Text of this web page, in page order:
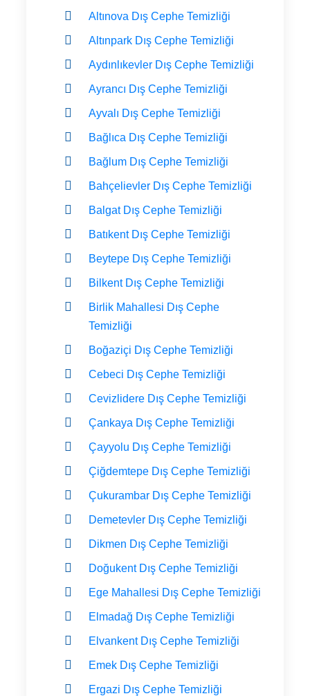
Altınova Dış Cephe Temizliği
Altınpark Dış Cephe Temizliği
Aydınlıkevler Dış Cephe Temizliği
Ayrancı Dış Cephe Temizliği
Ayvalı Dış Cephe Temizliği
Bağlıca Dış Cephe Temizliği
Bağlum Dış Cephe Temizliği
Bahçelievler Dış Cephe Temizliği
Balgat Dış Cephe Temizliği
Batıkent Dış Cephe Temizliği
Beytepe Dış Cephe Temizliği
Bilkent Dış Cephe Temizliği
Birlik Mahallesi Dış Cephe
Temizliği
Boğaziçi Dış Cephe Temizliği
Cebeci Dış Cephe Temizliği
Cevizlidere Dış Cephe Temizliği
Çankaya Dış Cephe Temizliği
Çayyolu Dış Cephe Temizliği
Çiğdemtepe Dış Cephe Temizliği
Çukurambar Dış Cephe Temizliği
Demetevler Dış Cephe Temizliği
Dikmen Dış Cephe Temizliği
Doğukent Dış Cephe Temizliği
Ege Mahallesi Dış Cephe Temizliği
Elmadağ Dış Cephe Temizliği
Elvankent Dış Cephe Temizliği
Emek Dış Cephe Temizliği
Ergazi Dış Cephe Temizliği